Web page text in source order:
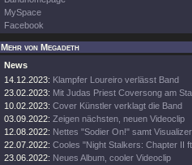
MySpace
Facebook
Mehr von Megadeth
News
14.12.2023: Klampfer Loureiro verlässt Band
23.02.2023: Mit Judas Priest Coversong am
10.02.2023: Cover Künstler verklagt die Band
03.09.2022: Zeigen nächsten, neuen Videoclip
12.08.2022: Nettes "Sodier On!" samt Visualizer
22.07.2022: Cooles "Night Stalkers: Chapter II
23.06.2022: Neues Album, cooler Videoclip